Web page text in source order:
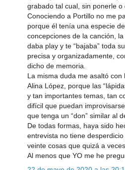
grabado tal cual, sin ponerle
Conociendo a Portillo no me
porque él tenía una especie
concepciones de la canción,
daba play y te “bajaba” toda
precisa y organizadamente,
dicho de memoria.
La misma duda me asaltó con
Alina López, porque las
y tan importantes temas, tan
difícil que puedan
que tenga un “don” similar al
De todas formas, haya sido
entrevista no tiene
veinte cosas que quizá a
Al menos que YO me he